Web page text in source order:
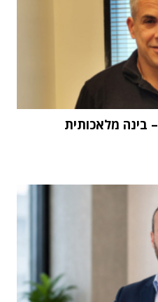
"העתיד הוא Physical AI – בינה מלאכותית